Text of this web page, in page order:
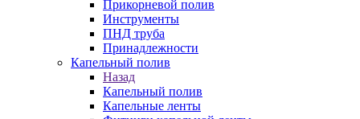
Прикорневой полив
Инструменты
ПНД труба
Принадлежности
Капельный полив
Назад
Капельный полив
Капельные ленты